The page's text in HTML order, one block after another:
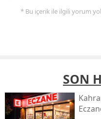
* Bu içerik ile ilgili yorum
SON